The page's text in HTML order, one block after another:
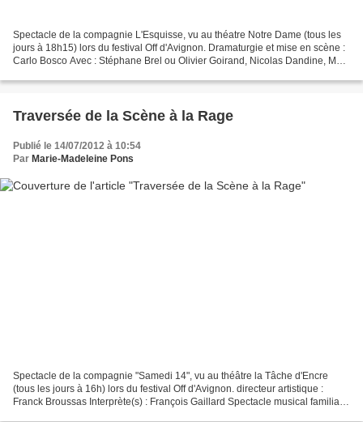
Spectacle de la compagnie L'Esquisse, vu au théatre Notre Dame (tous les
jours à 18h15) lors du festival Off d'Avignon. Dramaturgie et mise en scène :
Carlo Bosco Avec : Stéphane Brel ou Olivier Goirand, Nicolas Dandine, Marc
Traversée de la Scène à la Rage
Publié le 14/07/2012 à 10:54
Par Marie-Madeleine Pons
Spectacle de la compagnie "Samedi 14", vu au théâtre la Tâche d'Encre
(tous les jours à 16h) lors du festival Off d'Avignon. directeur artistique :
Franck Broussas Interprète(s) : François Gaillard Spectacle musical familial